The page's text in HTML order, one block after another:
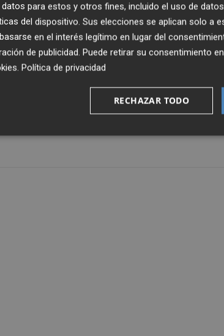
se alegan para justificar la dimisión. "Yo
aunque las dificultades de tesorería que
aclarado el presidente de la CEC.
jurídicos de la CEC para que asesoren en
para estos y otros fines, incluido el uso de
del dispositivo. Sus elecciones se aplican solo a
en el interés legítimo en lugar del
de publicidad. Puede retirar su consentimiento
. Política de privacidad
RECHAZAR TODO